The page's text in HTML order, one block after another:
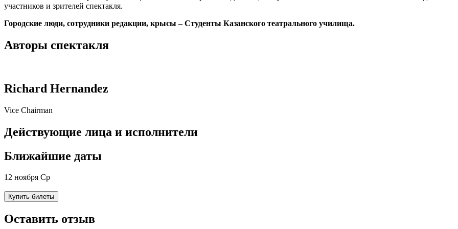
участников и зрителей спектакля.
Городские люди, сотрудники редакции, крысы – Студенты Казанского театрального училища.
Авторы спектакля
Richard Hernandez
Vice Chairman
Действующие лица и исполнители
Ближайшие даты
12 ноября Ср
Купить билеты
Оставить отзыв